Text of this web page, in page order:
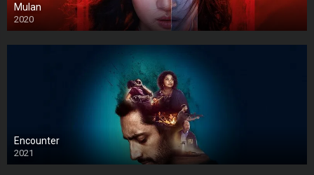
Mulan
2020
Encounter
2021